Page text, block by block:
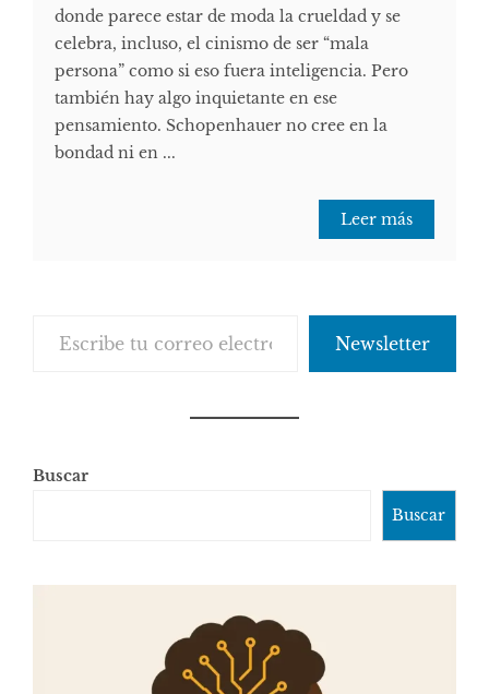
donde parece estar de moda la crueldad y se
celebra, incluso, el cinismo de ser “mala
persona” como si eso fuera inteligencia. Pero
también hay algo inquietante en ese
pensamiento. Schopenhauer no cree en la
bondad ni en ...
Leer más
Newsletter
Buscar
Buscar